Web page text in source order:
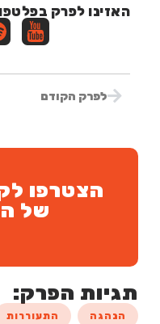
האזינו לפרק
לפרק הקודם
הצטרפו
של
תגיות הפרק:
הנהגה התעוררות